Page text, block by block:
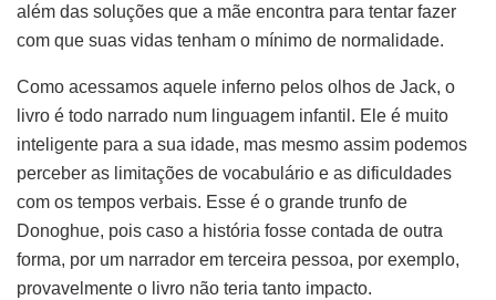
além das soluções que a mãe encontra para tentar fazer
com que suas vidas tenham o mínimo de normalidade.
Como acessamos aquele inferno pelos olhos de Jack, o
livro é todo narrado num linguagem infantil. Ele é muito
inteligente para a sua idade, mas mesmo assim podemos
perceber as limitações de vocabulário e as dificuldades
com os tempos verbais. Esse é o grande trunfo de
Donoghue, pois caso a história fosse contada de outra
forma, por um narrador em terceira pessoa, por exemplo,
provavelmente o livro não teria tanto impacto.